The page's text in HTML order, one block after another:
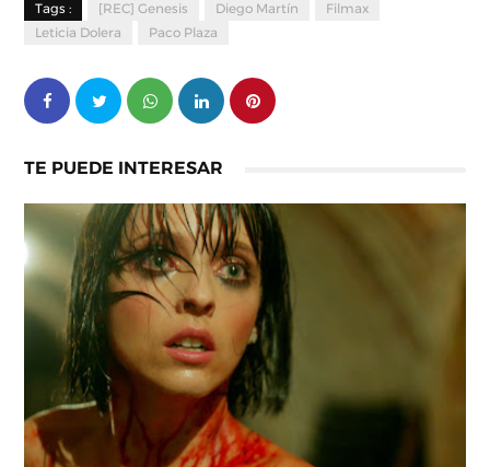
Tags : [REC] Genesis Diego Martín
Filmax
Leticia Dolera
Paco Plaza
TE PUEDE INTERESAR